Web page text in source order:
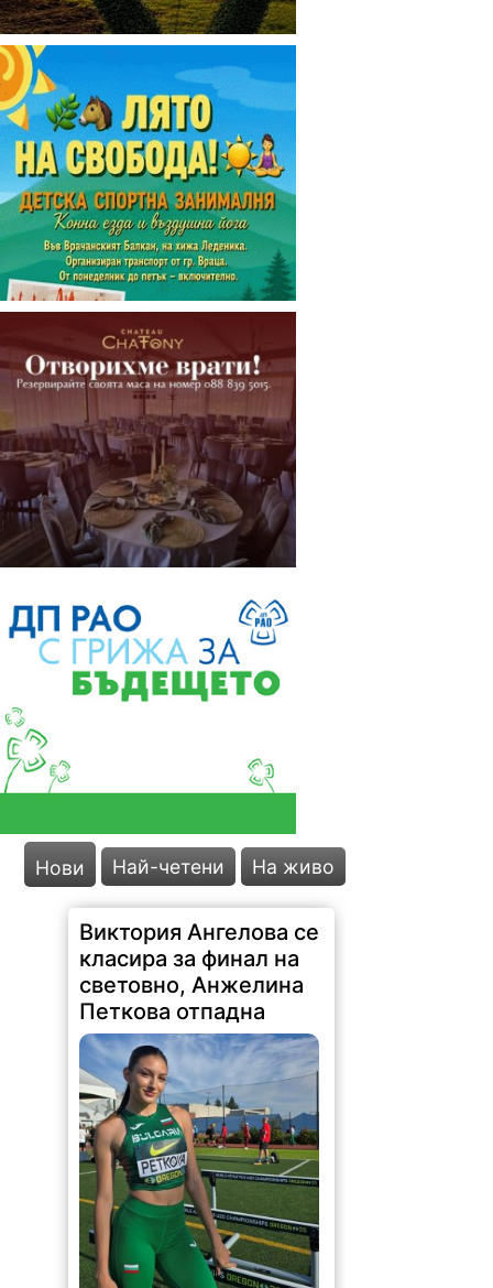
Нови Най-четени На живо
Виктория Ангелова се
класира за финал на
световно, Анжелина
Петкова отпадна